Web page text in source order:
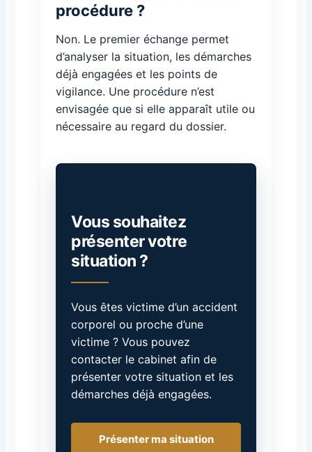
procédure ?
Non. Le premier échange permet
d’analyser la situation, les démarches
déjà engagées et les points de
vigilance. Une procédure n’est
envisagée que si elle apparaît utile ou
nécessaire au regard du dossier.
Vous souhaitez
présenter votre
situation ?
Vous êtes victime d’un accident
corporel ou proche d’une
victime ? Vous pouvez
contacter le cabinet afin de
présenter votre situation et les
démarches déjà engagées.
Présenter ma situation